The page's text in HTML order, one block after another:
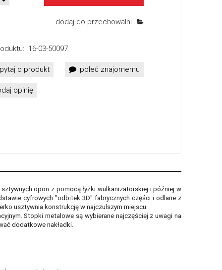
dodaj do przechowalni
16-03-50097
o produkt poleć znajomemu
opinię
opon z pomocą łyżki wulkanizatorskiej i później w
cyfrowych "odbitek 3D" fabrycznych części i odlane z
usztywnia konstrukcję w najczulszym miejscu.
Stopki metalowe są wybierane najczęściej z uwagi na
dodatkowe nakładki.